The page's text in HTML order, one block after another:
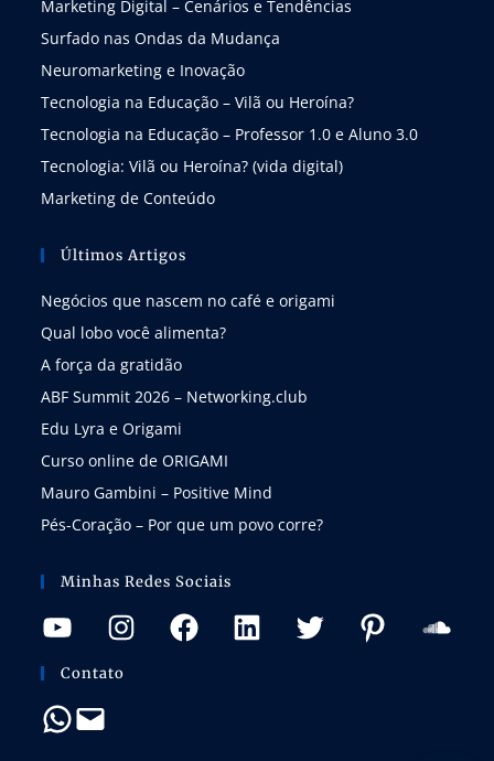
Marketing Digital – Cenários e Tendências
Surfado nas Ondas da Mudança
Neuromarketing e Inovação
Tecnologia na Educação – Vilã ou Heroína?
Tecnologia na Educação – Professor 1.0 e Aluno 3.0
Tecnologia: Vilã ou Heroína? (vida digital)
Marketing de Conteúdo
Últimos Artigos
Negócios que nascem no café e origami
Qual lobo você alimenta?
A força da gratidão
ABF Summit 2026 – Networking.club
Edu Lyra e Origami
Curso online de ORIGAMI
Mauro Gambini – Positive Mind
Pés-Coração – Por que um povo corre?
Minhas Redes Sociais
Contato